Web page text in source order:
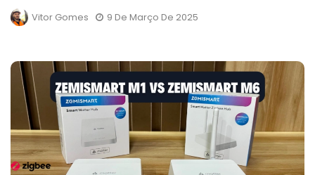
Vitor Gomes 9 De Março De 2025